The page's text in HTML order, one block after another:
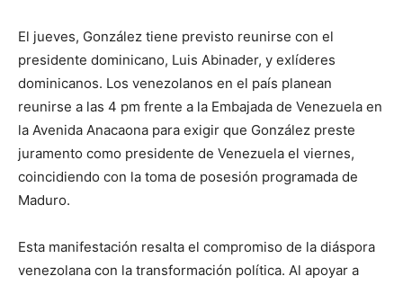
El jueves, González tiene previsto reunirse con el
presidente dominicano, Luis Abinader, y exlíderes
dominicanos. Los venezolanos en el país planean
reunirse a las 4 pm frente a la Embajada de Venezuela en
la Avenida Anacaona para exigir que González preste
juramento como presidente de Venezuela el viernes,
coincidiendo con la toma de posesión programada de
Maduro.
Esta manifestación resalta el compromiso de la diáspora
venezolana con la transformación política. Al apoyar a